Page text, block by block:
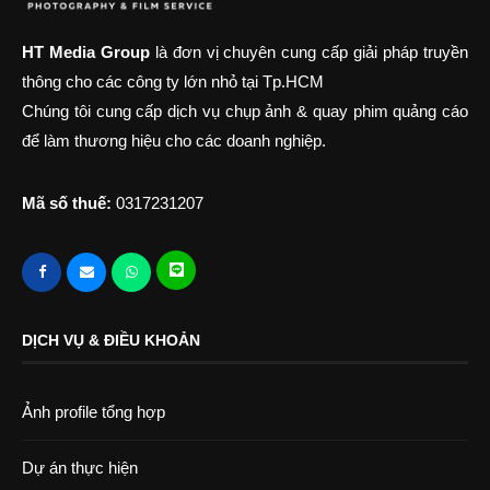
HT Media Grouplà đơn vị chuyên cung cấp giải pháp truyền
thông cho các công ty lớn nhỏ tại Tp.HCM
Chúng tôi cung cấp dịch vụ chụp ảnh & quay phim quảng cáo
để làm thương hiệu cho các doanh nghiệp.
Mã số thuế: 0317231207
DỊCH VỤ & ĐIỀU KHOẢN
Ảnh profile tổng hợp
Dự án thực hiện